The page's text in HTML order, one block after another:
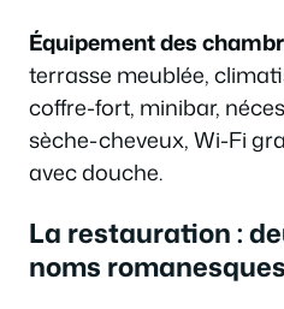
Équipement des
terrasse meublée,
coffre-fort, minibar,
sèche-cheveux, Wi-Fi
avec douche.
La restauration :
noms romanesques